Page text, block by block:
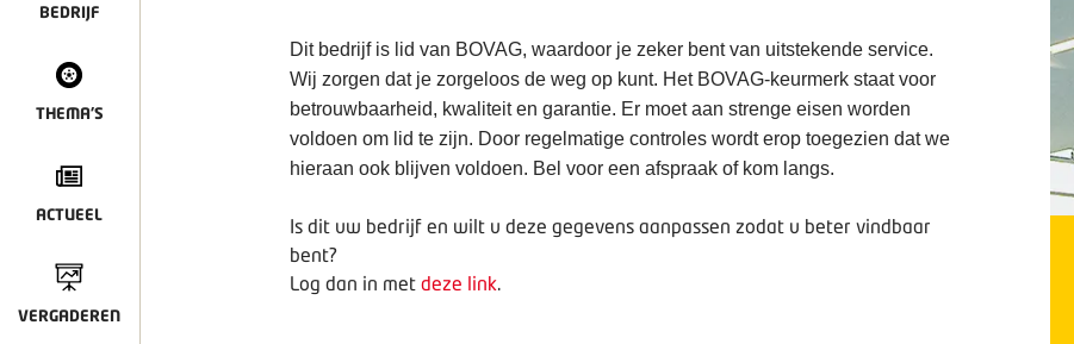
BEDRIJF
THEMA'S
ACTUEEL
VERGADEREN
Dit bedrijf is lid van BOVAG, waardoor je zeker bent van uitstekende service.
Wij zorgen dat je zorgeloos de weg op kunt. Het BOVAG-keurmerk staat voor
betrouwbaarheid, kwaliteit en garantie. Er moet aan strenge eisen worden
voldoen om lid te zijn. Door regelmatige controles wordt erop toegezien dat we
hieraan ook blijven voldoen. Bel voor een afspraak of kom langs.
Is dit uw bedrijf en wilt u deze gegevens aanpassen zodat u beter vindbaar
bent?
Log dan in met deze link.